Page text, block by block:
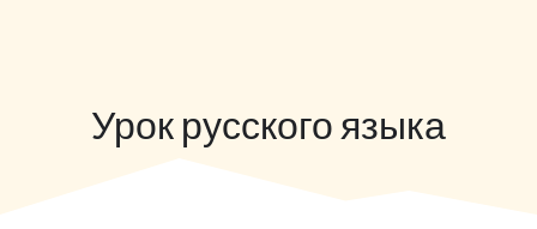
Урок русского языка